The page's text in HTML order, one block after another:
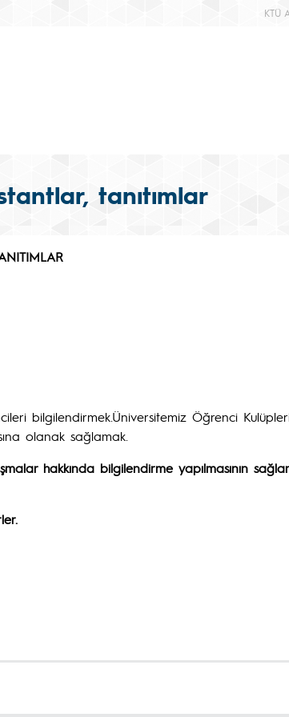
KTÜ
tanıtımlar
bilgilendirmek.Üniversitemiz Öğrenci
olanak sağlamak.
hakkında bilgilendirme yapılmasının